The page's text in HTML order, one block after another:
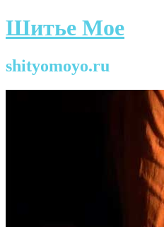
Шитье Мое
shityomoyo.ru